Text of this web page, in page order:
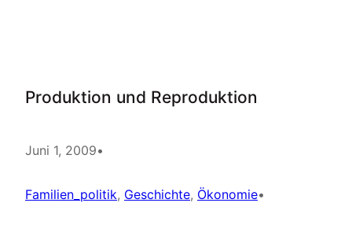
Produktion und Reproduktion
Juni 1, 2009•
Familien_politik, Geschichte, Ökonomie•